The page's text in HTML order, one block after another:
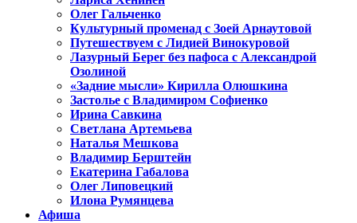
Олег Гальченко
Культурный променад с Зоей Арнаутовой
Путешествуем с Лидией Винокуровой
Лазурный Берег без пафоса с Александрой
Озолиной
«Задние мысли» Кирилла Олюшкина
Застолье с Владимиром Софиенко
Ирина Савкина
Светлана Артемьева
Наталья Мешкова
Владимир Берштейн
Екатерина Габалова
Олег Липовецкий
Илона Румянцева
Афиша